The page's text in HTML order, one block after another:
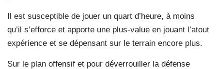
Il est susceptible de jouer un quart d’heure, à moins
qu’il s’efforce et apporte une plus-value en jouant l’atout
expérience et se dépensant sur le terrain encore plus.
Sur le plan offensif et pour déverrouiller la défense